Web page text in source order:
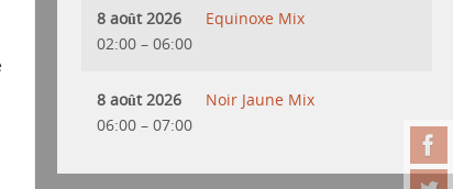
8 août 2026
02:00 – 06:00
Equinoxe Mix
8 août 2026
06:00 – 07:00
Noir Jaune Mix